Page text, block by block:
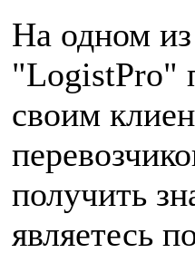
На одном
"LogistPro"
своим
получить
являетесь